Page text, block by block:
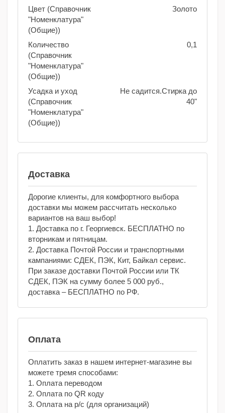
Цвет (Справочник
"Номенклатура"
(Общие))
Золото
Количество
(Справочник
"Номенклатура"
(Общие))
0,1
Усадка и уход
(Справочник
"Номенклатура"
(Общие))
Не садится.Стирка до
40"
Доставка
Дорогие клиенты, для комфортного выбора
доставки мы можем рассчитать несколько
вариантов на ваш выбор!
1. Доставка по г. Георгиевск. БЕСПЛАТНО по
вторникам и пятницам.
2. Доставка Почтой России и транспортными
кампаниями: СДЕК, ПЭК, Кит, Байкал сервис.
При заказе доставки Почтой России или ТК
СДЕК, ПЭК на сумму более 5 000 руб.,
доставка – БЕСПЛАТНО по РФ.
Оплата
Оплатить заказ в нашем интернет-магазине вы
можете тремя способами:
1. Оплата переводом
2. Оплата по QR коду
3. Оплата на р/с (для организаций)